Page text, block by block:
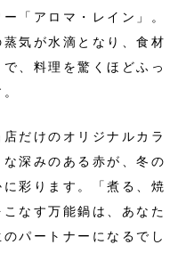
「アロマ・レイン」。
気が水滴となり、食材
、料理を驚くほどふっ
だけのオリジナルカラ
深みのある赤が、冬の
彩ります。「煮る、焼
なす万能鍋は、あなた
パートナーになるでし